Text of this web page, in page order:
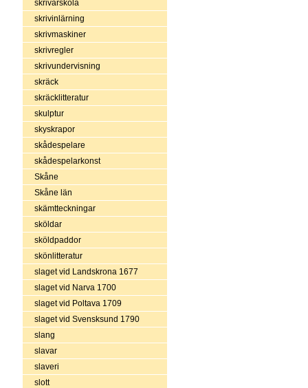
skrivarskola
skrivinlärning
skrivmaskiner
skrivregler
skrivundervisning
skräck
skräcklitteratur
skulptur
skyskrapor
skådespelare
skådespelarkonst
Skåne
Skåne län
skämtteckningar
sköldar
sköldpaddor
skönlitteratur
slaget vid Landskrona 1677
slaget vid Narva 1700
slaget vid Poltava 1709
slaget vid Svensksund 1790
slang
slavar
slaveri
slott